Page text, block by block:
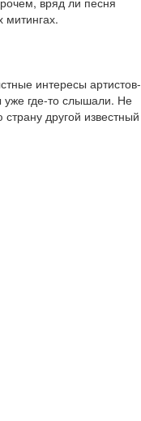
интересы артистов-
уже где-то слышали. Не
другой известный